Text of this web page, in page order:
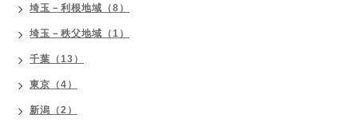
埼玉－利根地域（8）
埼玉－秩父地域（1）
千葉（13）
東京（4）
新潟（2）